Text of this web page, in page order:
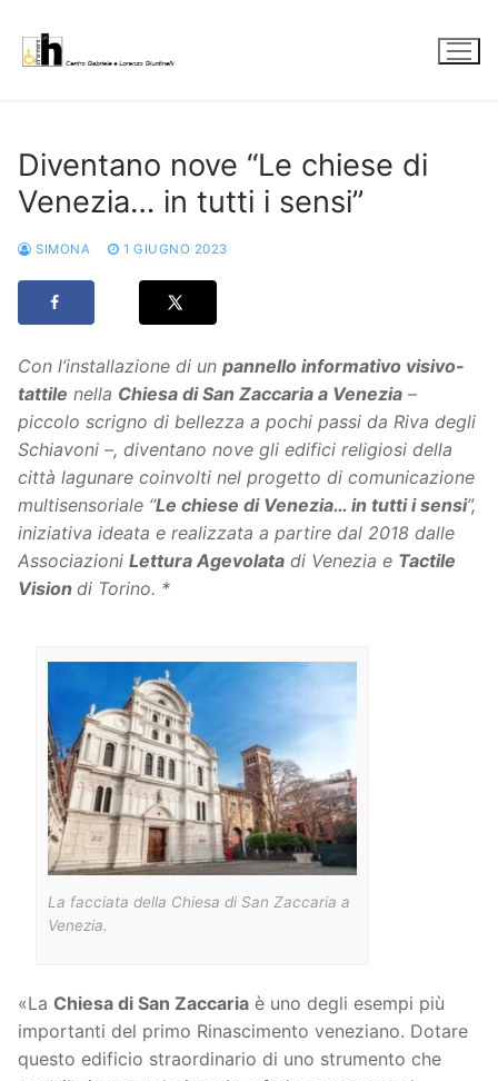
contenuto
Diventano nove “Le chiese di
Venezia… in tutti i sensi”
SIMONA 1 GIUGNO 2023
Con l’installazione di un pannello informativo visivo-
tattile nella Chiesa di San Zaccaria a Venezia –
piccolo scrigno di bellezza a pochi passi da Riva degli
Schiavoni –, diventano nove gli edifici religiosi della
città lagunare coinvolti nel progetto di comunicazione
multisensoriale “Le chiese di Venezia… in tutti i sensi”,
iniziativa ideata e realizzata a partire dal 2018 dalle
Associazioni Lettura Agevolata di Venezia e Tactile
Vision di Torino. *
La facciata della Chiesa di San Zaccaria a
Venezia.
«La Chiesa di San Zaccaria è uno degli esempi più
importanti del primo Rinascimento veneziano. Dotare
questo edificio straordinario di uno strumento che